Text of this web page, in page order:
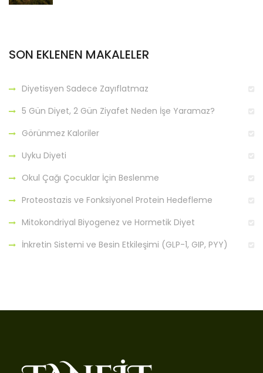
SON EKLENEN MAKALELER
Diyetisyen Sadece Zayıflatmaz
5 Gün Diyet, 2 Gün Ziyafet Neden İşe Yaramaz?
Görünmez Kaloriler
Uyku Diyeti
Okul Çağı Çocuklar İçin Beslenme
Proteostazis ve Fonksiyonel Protein Hedefleme
Mitokondriyal Biyogenez ve Hormetik Diyet
İnkretin Sistemi ve Besin Etkileşimi (GLP-1, GIP, PYY)